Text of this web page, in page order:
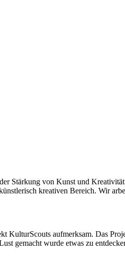
Stärkung von Kunst und
kreativen Bereich. Wir
aufmerksam. Das
gemacht wurde etwas zu